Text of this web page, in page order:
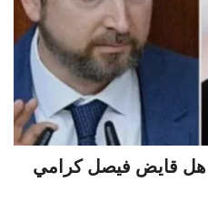
هل قايض فيصل كرامي